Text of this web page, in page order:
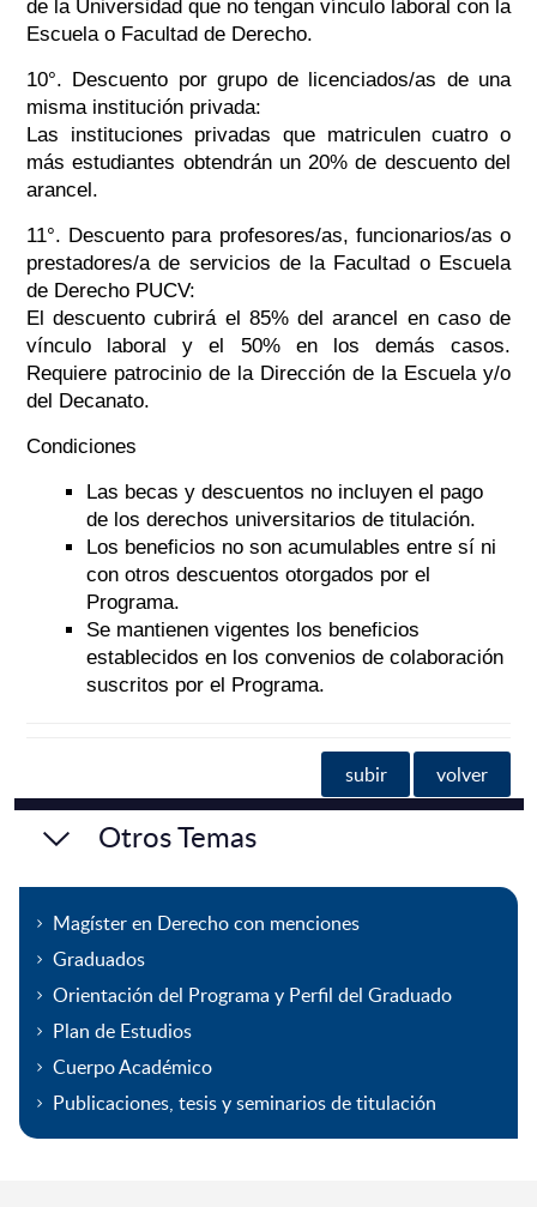
de la Universidad que no tengan vínculo laboral con la
Escuela o Facultad de Derecho.
10°. Descuento por grupo de licenciados/as de una
misma institución privada:
Las instituciones privadas que matriculen cuatro o
más estudiantes obtendrán un 20% de descuento del
arancel.
11°. Descuento para profesores/as, funcionarios/as o
prestadores/a de servicios de la Facultad o Escuela
de Derecho PUCV:
El descuento cubrirá el 85% del arancel en caso de
vínculo laboral y el 50% en los demás casos.
Requiere patrocinio de la Dirección de la Escuela y/o
del Decanato.
Condiciones
Las becas y descuentos no incluyen el pago
de los derechos universitarios de titulación.
Los beneficios no son acumulables entre sí ni
con otros descuentos otorgados por el
Programa.
Se mantienen vigentes los beneficios
establecidos en los convenios de colaboración
suscritos por el Programa.
subir volver
Otros Temas
Magíster en Derecho con menciones
Graduados
Orientación del Programa y Perfil del Graduado
Plan de Estudios
Cuerpo Académico
Publicaciones, tesis y seminarios de titulación